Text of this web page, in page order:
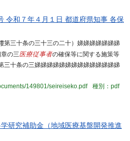
令和７年４月１日 都道府県知事 各保
第三十条の三十三の二十）娣娣娣娣娣娣娣
の三医療従事者の確保等に関する施策等
三十条の三娣娣娣娣娣娣娣娣娣娣娣娣娣娣
149801/seireiseko.pdf
種別：pdf
研究補助金（地域医療基盤開発推進